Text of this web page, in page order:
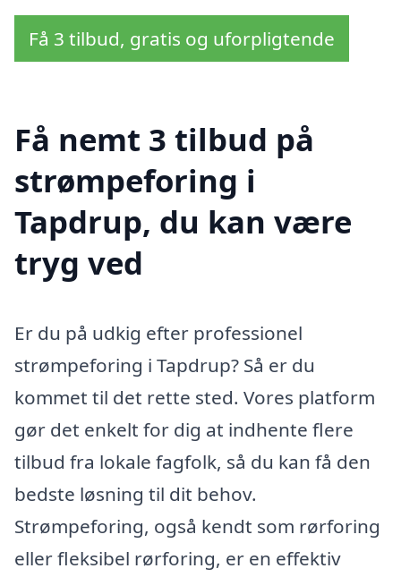
Få 3 tilbud, gratis og uforpligtende
Få nemt 3 tilbud på
strømpeforing i
Tapdrup, du kan være
tryg ved
Er du på udkig efter professionel
strømpeforing i Tapdrup? Så er du
kommet til det rette sted. Vores platform
gør det enkelt for dig at indhente flere
tilbud fra lokale fagfolk, så du kan få den
bedste løsning til dit behov.
Strømpeforing, også kendt som rørforing
eller fleksibel rørforing, er en effektiv